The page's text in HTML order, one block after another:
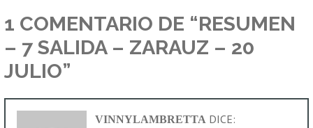
1 COMENTARIO DE “RESUMEN
– 7 SALIDA – ZARAUZ – 20
JULIO”
VINNYLAMBRETTA DICE: